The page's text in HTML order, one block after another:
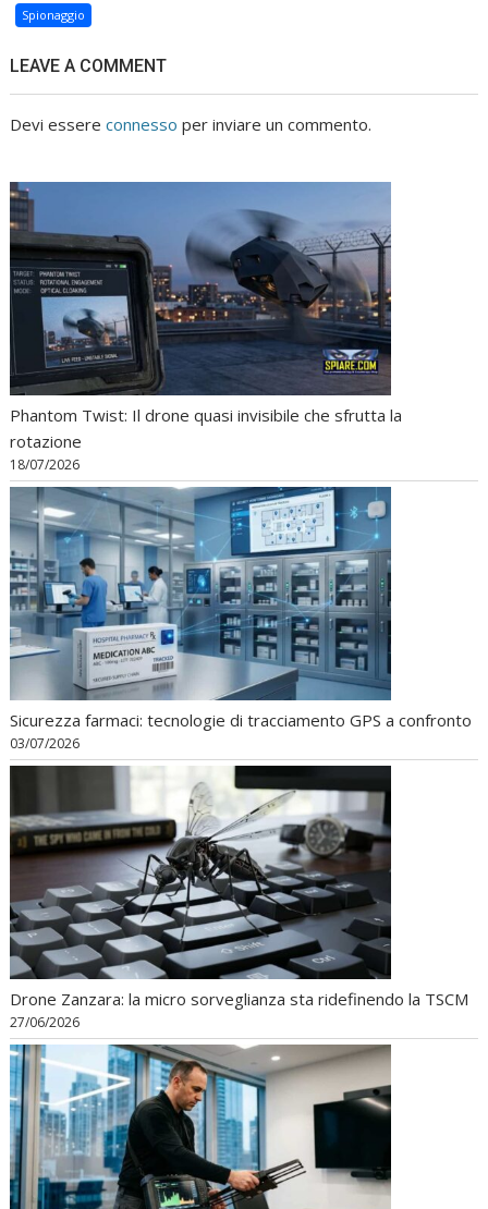
Spionaggio
LEAVE A COMMENT
Devi essereconnesso per inviare un commento.
Phantom Twist: Il drone quasi invisibile che sfrutta la
rotazione
18/07/2026
Sicurezza farmaci: tecnologie di tracciamento GPS a confronto
03/07/2026
Drone Zanzara: la micro sorveglianza sta ridefinendo la TSCM
27/06/2026